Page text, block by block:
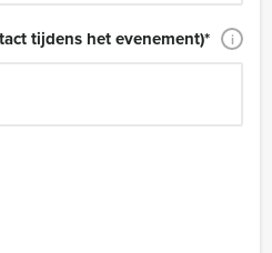
tijdens het evenement)* i